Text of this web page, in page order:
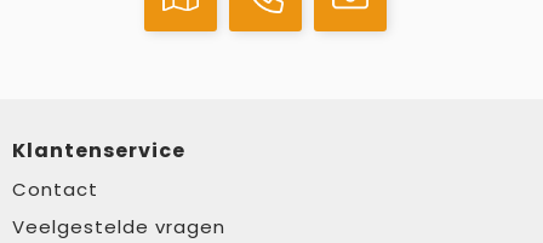
Klantenservice
Contact
Veelgestelde vragen